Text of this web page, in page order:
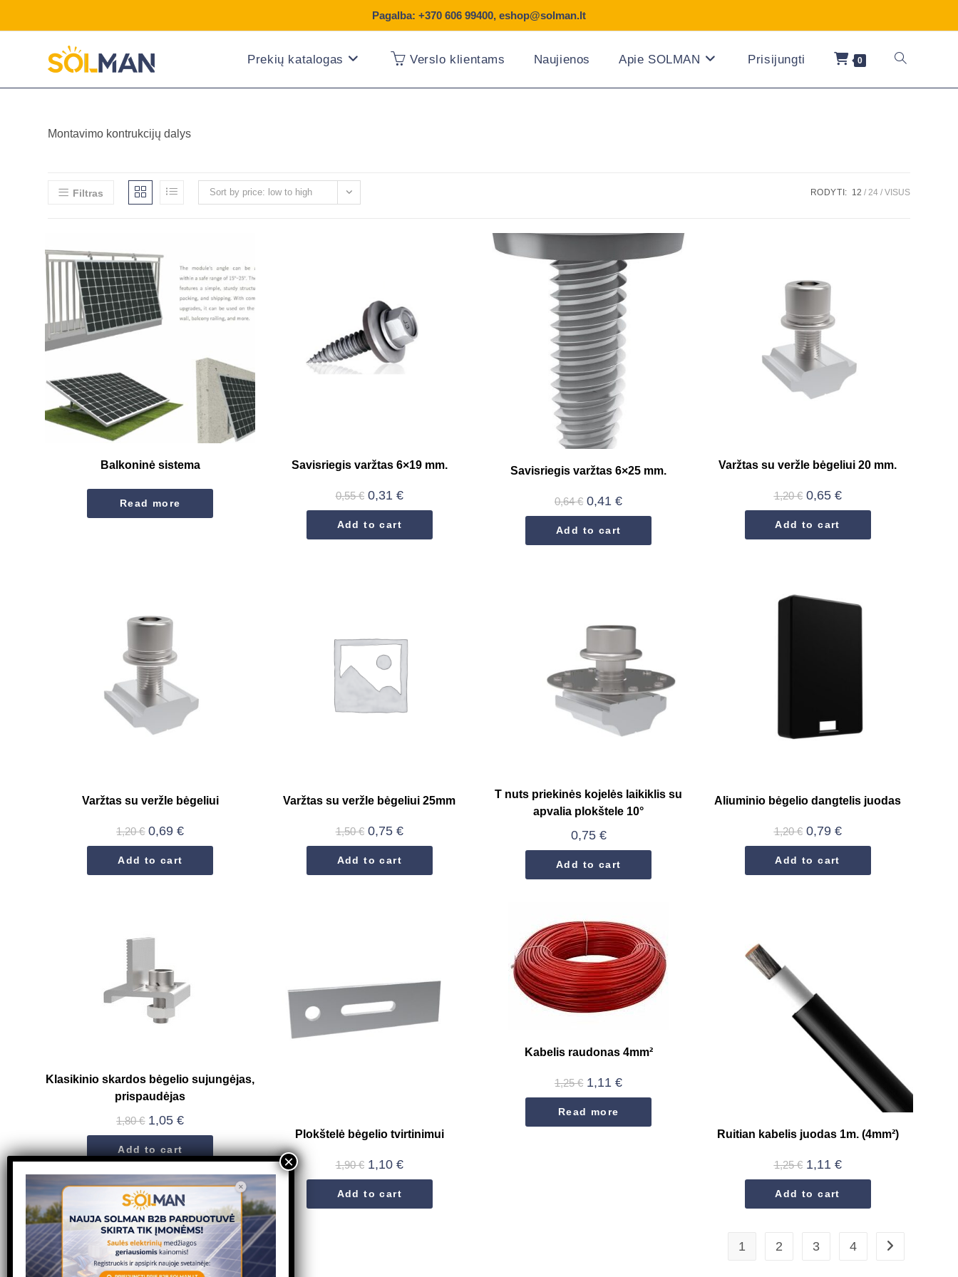
Pagalba: +370 606 99400, eshop@solman.lt
Prekių katalogas Verslo klientams Naujienos Apie SOLMAN Prisijungti 0
Montavimo kontrukcijų dalys
Filtras Sort by price: low to high RODYTI: 12 24 VISUS
Balkoninė sistema
Read more
Savisriegis varžtas 6×19 mm.
0,55€ 0,31 €
Add to cart
Savisriegis varžtas 6×25 mm.
0,64€ 0,41€
Add to cart
Varžtas su veržle bėgeliui 20 mm.
1,20€ 0,65 €
Add to cart
Varžtas su veržle bėgeliui
1,20€ 0,69€
Add to cart
Varžtas su veržle bėgeliui 25mm
1,50€ 0,75 €
Add to cart
T nuts priekinės kojelės laikiklis su
apvalia plokštele 10°
0,75 €
Add to cart
Aliuminio bėgelio dangtelis juodas
1,20€ 0,79 €
Add to cart
Klasikinio skardos bėgelio sujungėjas,
prispaudėjas
1,80€ 1,05€
Add to cart
Plokštelė bėgelio tvirtinimui
1,90€ 1,10 €
Add to cart
Kabelis raudonas 4mm²
1,25€ 1,11€
Read more
Ruitian kabelis juodas 1m. (4mm²)
1,25€ 1,11 €
Add to cart
1 2 3 4